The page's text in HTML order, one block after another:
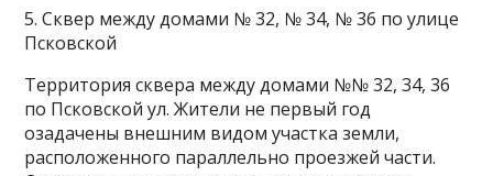
5. Сквер между домами № 32, № 34, № 36 по улице
Псковской
Территория сквера между домами №№ 32, 34, 36
по Псковской ул. Жители не первый год
озадачены внешним видом участка земли,
расположенного параллельно проезжей части.